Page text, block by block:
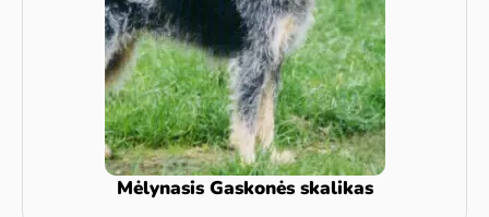
Mėlynasis Gaskonės skalikas